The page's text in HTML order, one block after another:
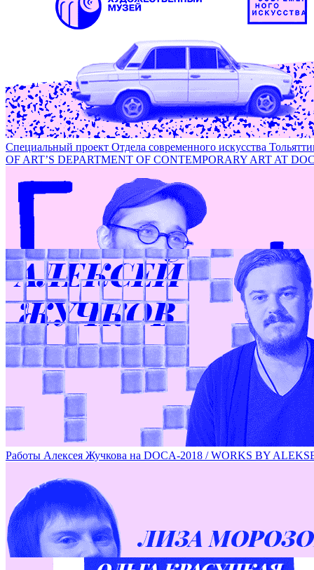
Лаборатория самозванства на фестивале DOCA-2018 /
Специальный проект Отдела современного искусства
OF ART’S DEPARTMENT OF CONTEMPORARY ART AT
Специальный проект художника Валерия Чтака / ARTIST
Работы Алексея Жучкова на DOCA-2018 / WORKS BY